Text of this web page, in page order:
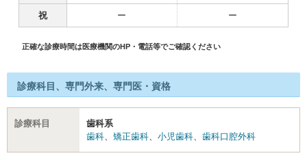
祝 ー ー
正確な診療時間は医療機関のHP・電話等でご確認ください
診療科目、専門外来、専門医・資格
診療科目
歯科系
歯科、 矯正歯科、 小児歯科、 歯科口腔外科